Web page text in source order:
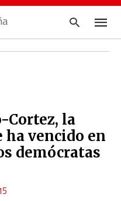
pulsa
en
Cortez, la
vencido en
demócratas